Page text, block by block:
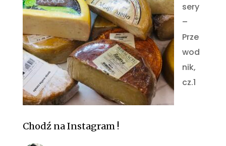
sery
–
Prze
wod
nik,
cz.1
Chodź na Instagram !